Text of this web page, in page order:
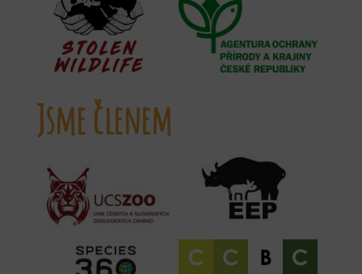
Jsme členem